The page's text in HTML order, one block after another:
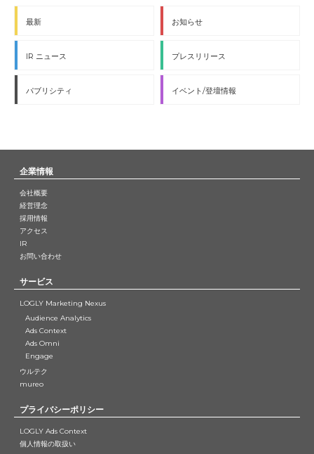
最新 お知らせ
IR ニュース プレスリリース
パブリシティ イベント/登壇情報
企業情報
会社概要
経営理念
採用情報
アクセス
IR
お問い合わせ
サービス
LOGLY Marketing Nexus
Audience Analytics
Ads Context
Ads Omni
Engage
ウルテク
mureo
プライバシーポリシー
LOGLY Ads Context
個人情報の取扱い